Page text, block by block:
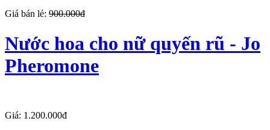
Giá bán lẻ: 900.000đ
Nước hoa cho nữ quyến rũ - Jo
Pheromone
Giá: 1.200.000đ